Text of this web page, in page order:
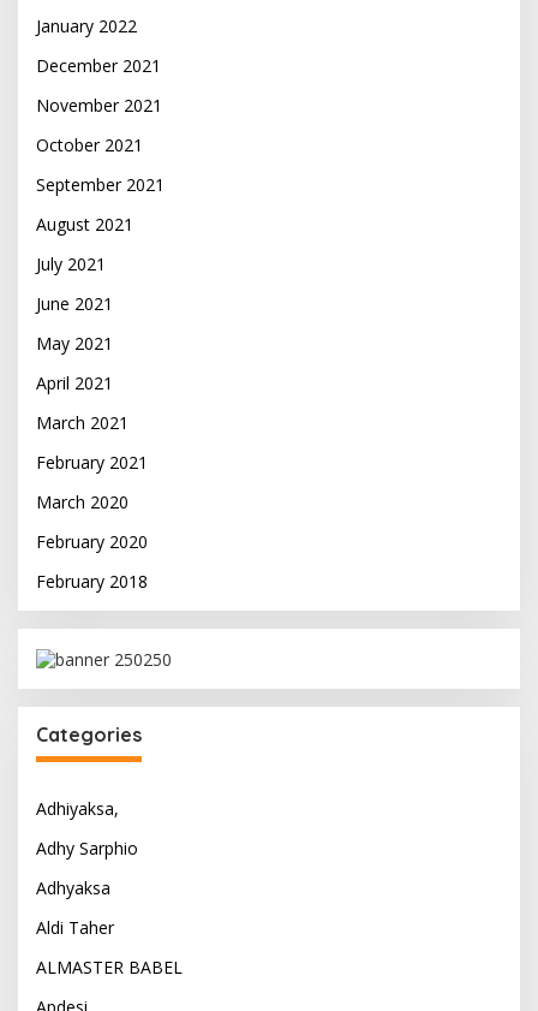
January 2022
December 2021
November 2021
October 2021
September 2021
August 2021
July 2021
June 2021
May 2021
April 2021
March 2021
February 2021
March 2020
February 2020
February 2018
Categories
Adhiyaksa,
Adhy Sarphio
Adhyaksa
Aldi Taher
ALMASTER BABEL
Apdesi